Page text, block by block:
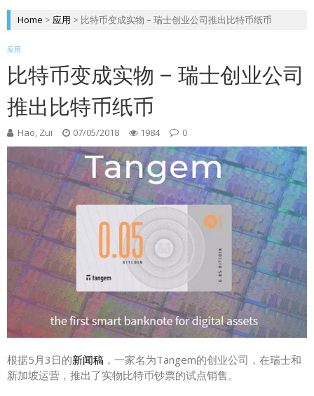
Home > 应用 > 比特币变成实物 – 瑞士创业公司推出比特币纸币
应用
比特币变成实物 – 瑞士创业公司
推出比特币纸币
Hao, Zui 07/05/2018 1984 0
根据5月3日的新闻稿 ，一家名为Tangem的创业公司，在瑞士和
新加坡运营，推出了实物比特币钞票的试点销售。